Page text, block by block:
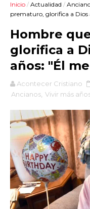
Inicio / Actualidad /
prematuro, glorifica a Dios
Hombre
glorifica a
años: "Él
Acontecer Cristiano
Ancianos Vivir más